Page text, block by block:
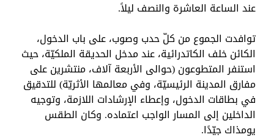
عند الساعة العاشرة والنصف ليلاً.
توافدت الجموع من كلّ حدب وصوب، على باب الدخول،
الكائن خلف الكاتدرائية، عند مدخل الحديقة الملكيّة، حيث
استنفر المتطوعون (حوالى الأربعة آلاف، منتشرين على
مفارق المدينة الرئيسيّة، وفي معالمها الأثريّة) للتدقيق
في بطاقات الدخول، وإعطاء الإرشادات اللازمة، وتوجيه
الداخلين إلى المسار الواجب اعتماده. وكان الطقس
يومذاك جيّدًا.